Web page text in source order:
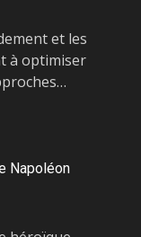
et les
à optimiser
Napoléon